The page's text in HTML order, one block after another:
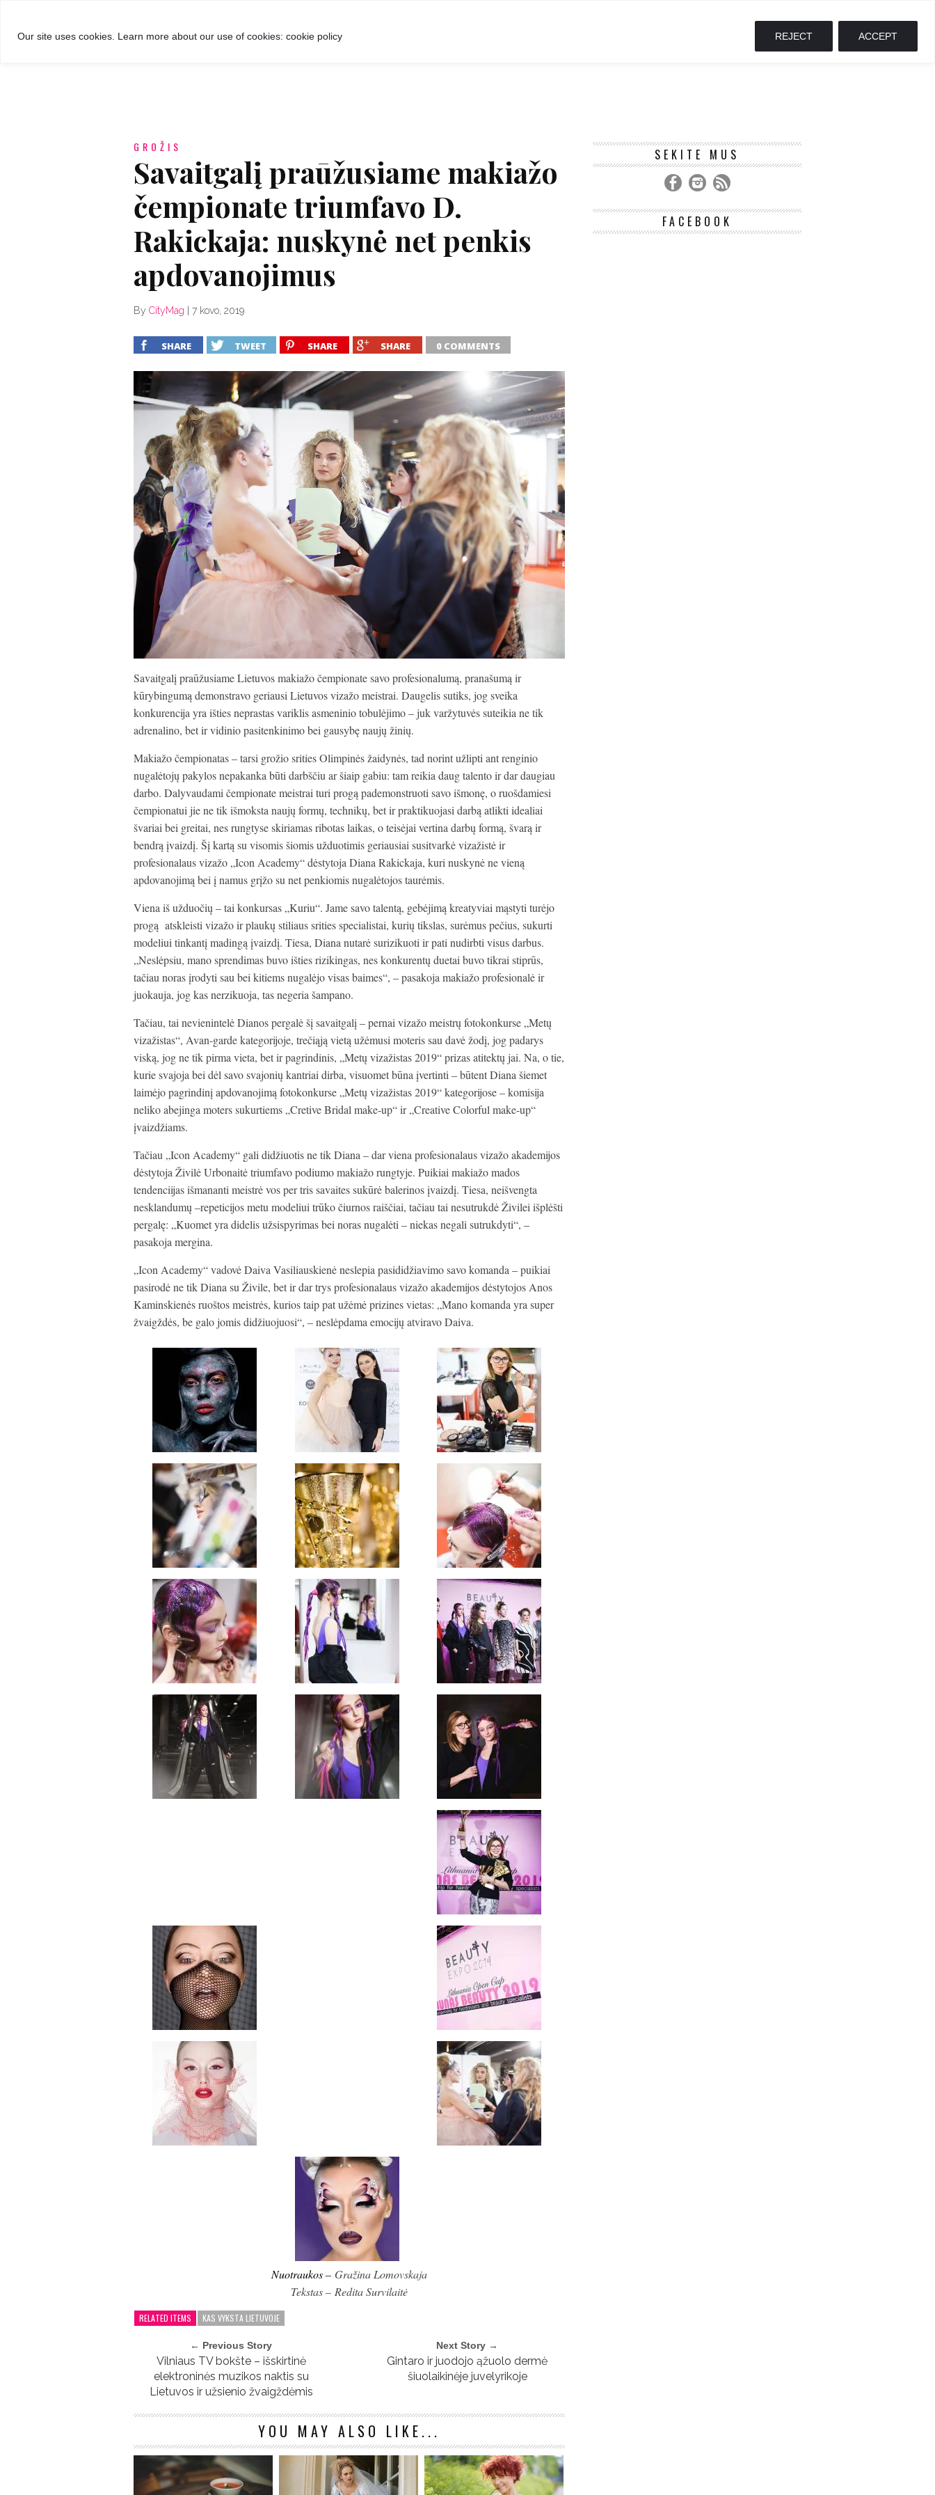
Our site uses cookies. Learn more about our use of cookies: cookie policy REJECT ACCEPT
GROŽIS
Savaitgalį praūžusiame makiažo
čempionate triumfavo D.
Rakickaja: nuskynė net penkis
apdovanojimus
By CityMag 7 kovo, 2019
SHARE TWEET SHARE SHARE 0 COMMENTS
Savaitgalį praūžusiame Lietuvos makiažo čempionate savo profesionalumą, pranašumą ir
kūrybingumą demonstravo geriausi Lietuvos vizažo meistrai. Daugelis sutiks, jog sveika
konkurencija yra išties neprastas variklis asmeninio tobulėjimo – juk varžytuvės suteikia ne tik
adrenalino, bet ir vidinio pasitenkinimo bei gausybę naujų žinių.
Makiažo čempionatas – tarsi grožio srities Olimpinės žaidynės, tad norint užlipti ant renginio
nugalėtojų pakylos nepakanka būti darbščiu ar šiaip gabiu: tam reikia daug talento ir dar daugiau
darbo. Dalyvaudami čempionate meistrai turi progą pademonstruoti savo išmonę, o ruošdamiesi
čempionatui jie ne tik išmoksta naujų formų, technikų, bet ir praktikuojasi darbą atlikti idealiai
švariai bei greitai, nes rungtyse skiriamas ribotas laikas, o teisėjai vertina darbų formą, švarą ir
bendrą įvaizdį. Šį kartą su visomis šiomis užduotimis geriausiai susitvarkė vizažistė ir
profesionalaus vizažo „Icon Academy“ dėstytoja Diana Rakickaja, kuri nuskynė ne vieną
apdovanojimą bei į namus grįžo su net penkiomis nugalėtojos taurėmis.
Viena iš užduočių – tai konkursas „Kuriu“. Jame savo talentą, gebėjimą kreatyviai mąstyti turėjo
progą atskleisti vizažo ir plaukų stiliaus srities specialistai, kurių tikslas, surėmus pečius, sukurti
modeliui tinkantį madingą įvaizdį. Tiesa, Diana nutarė surizikuoti ir pati nudirbti visus darbus.
„Neslėpsiu, mano sprendimas buvo išties rizikingas, nes konkurentų duetai buvo tikrai stiprūs,
tačiau noras įrodyti sau bei kitiems nugalėjo visas baimes“, – pasakoja makiažo profesionalė ir
juokauja, jog kas nerzikuoja, tas negeria šampano.
Tačiau, tai nevienintelė Dianos pergalė šį savaitgalį – pernai vizažo meistrų fotokonkurse „Metų
vizažistas“, Avan-garde kategorijoje, trečiąją vietą užėmusi moteris sau davė žodį, jog padarys
viską, jog ne tik pirma vieta, bet ir pagrindinis, „Metų vizažistas 2019“ prizas atitektų jai. Na, o tie,
kurie svajoja bei dėl savo svajonių kantriai dirba, visuomet būna įvertinti – būtent Diana šiemet
laimėjo pagrindinį apdovanojimą fotokonkurse „Metų vizažistas 2019“ kategorijose – komisija
neliko abejinga moters sukurtiems „Cretive Bridal make-up“ ir „Creative Colorful make-up“
įvaizdžiams.
Tačiau „Icon Academy“ gali didžiuotis ne tik Diana – dar viena profesionalaus vizažo akademijos
dėstytoja Živilė Urbonaitė triumfavo podiumo makiažo rungtyje. Puikiai makiažo mados
tendenciijas išmananti meistrė vos per tris savaites sukūrė balerinos įvaizdį. Tiesa, neišvengta
nesklandumų –repeticijos metu modeliui trūko čiurnos raiščiai, tačiau tai nesutrukdė Živilei išplėšti
pergalę: „Kuomet yra didelis užsispyrimas bei noras nugalėti – niekas negali sutrukdyti“, –
pasakoja mergina.
„Icon Academy“ vadovė Daiva Vasiliauskienė neslepia pasididžiavimo savo komanda – puikiai
pasirodė ne tik Diana su Živile, bet ir dar trys profesionalaus vizažo akademijos dėstytojos Anos
Kaminskienės ruoštos meistrės, kurios taip pat užėmė prizines vietas: „Mano komanda yra super
žvaigždės, be galo jomis didžiuojuosi“, – neslėpdama emocijų atviravo Daiva.
Nuotraukos – Gražina Lomovskaja
Tekstas – Redita Survilaitė
RELATED ITEMS KAS VYKSTA LIETUVOJE
← Previous Story
Vilniaus TV bokšte – išskirtinė
elektroninės muzikos naktis su
Lietuvos ir užsienio žvaigždėmis
Next Story →
Gintaro ir juodojo ąžuolo dermė
šiuolaikinėje juvelyrikoje
YOU MAY ALSO LIKE...
SEKITE MUS
FACEBOOK